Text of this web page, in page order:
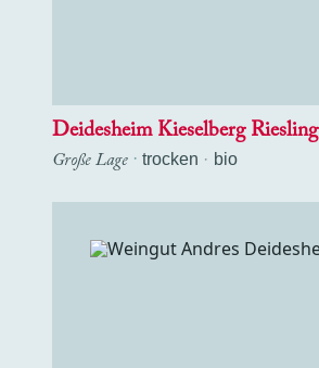
Deidesheim Kieselberg Riesling
Große Lage · trocken bio